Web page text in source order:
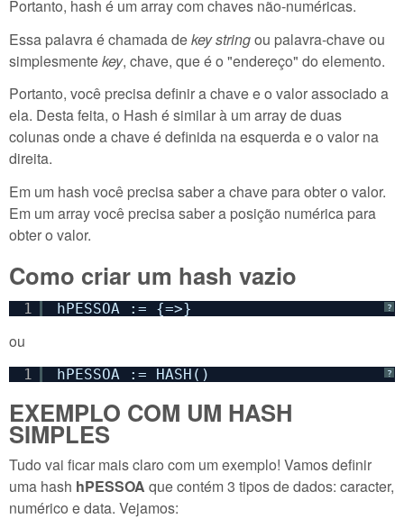
Portanto, hash é um array com chaves não-numéricas.
Essa palavra é chamada dekey stringou palavra-chave ou
simplesmentekey, chave, que é o "endereço" do elemento.
Portanto, você precisa definir a chave e o valor associado a
ela. Desta feita, o Hash é similar à um array de duas
colunas onde a chave é definida na esquerda e o valor na
direita.
Em um hash você precisa saber a chave para obter o valor.
Em um array você precisa saber a posição numérica para
obter o valor.
Como criar um hash vazio
?
1 hPESSOA := {=>}
ou
?
1 hPESSOA := HASH()
EXEMPLO COM UM HASH
SIMPLES
Tudo vai ficar mais claro com um exemplo! Vamos definir
uma hash hPESSOA que contém 3 tipos de dados: caracter,
numérico e data. Vejamos: